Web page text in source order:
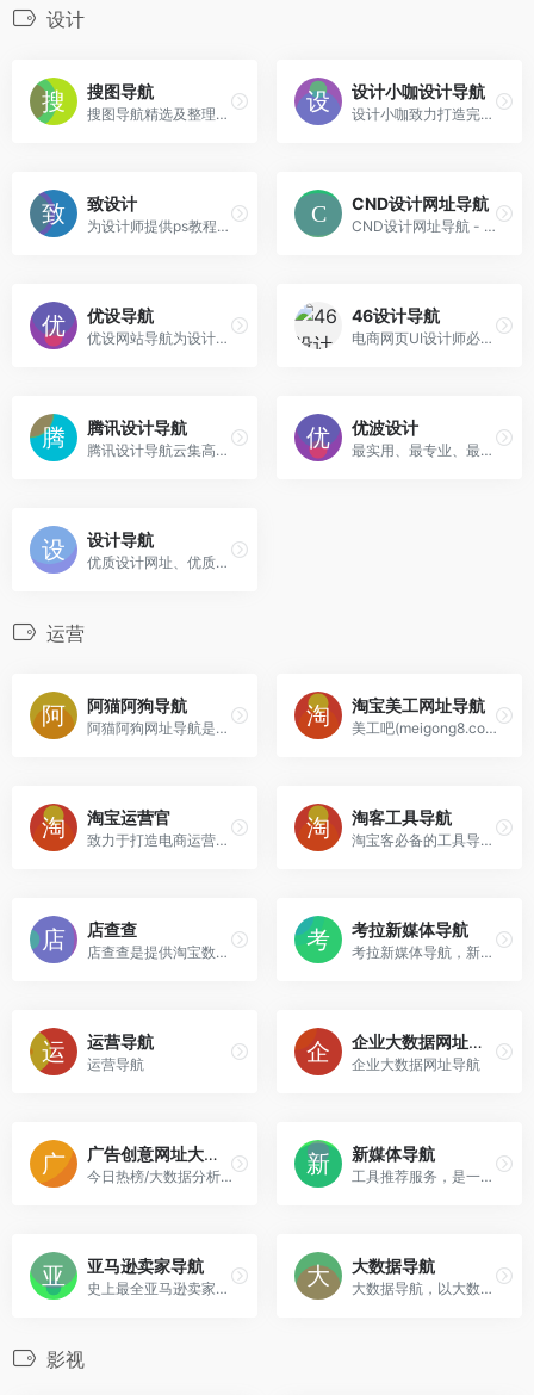
设计
搜图导航
搜图导航精选及整理国内外优秀的设计行业网站,并且提供一站式快速搜索图像服务支持全网正版图片搜索。拥有以图搜图、智能配色、字体生成、个性定制等功能。给你带来更好的搜图体验,并且收录了十几类设计相关网站包括高清图库、灵感创意、素材资源、教程文章、设计工具、绘画涂鸦、建模贴图、设计社区、字体下载、图标下载等网站。
设计小咖设计导航
设计小咖致力打造完美设计师圈子，提供 behance, dribbble, CM国外知名网站的UI, 图标, 样机Mockups, 纹理, Sketch, PPT模板, PS笔刷, 英文字体, wordpress主题, 水彩画等资源，同时更新前端设计、设计教程、设计理论、设计工具和设计欣赏等资讯内容。
致设计
为设计师提供ps教程、UI设计、素材下载、高清图库、配色方案、用户体验、网页设计等全方位设计师网站导航指引。
CND设计网址导航
CND设计网址导航 - 优秀设计网站排名大全
优设导航
优设网站导航为设计师提供ps教程、UI设计、素材下载、高清图库、配色方案、用户体验、网页设计等全方位设计师网站导航指引。
46设计导航
电商网页UI设计师必备的设计网址导航网站大全，精选优秀设计网站、设计教程、免费无版权可商用设计素材下载和设计技巧
腾讯设计导航
腾讯设计导航云集高质量设计网站的内容，云集大量设计素材，随时随地访问收藏为设计灵感保驾护航。
优波设计
最实用、最专业、最全面、最好用的设计师导航
设计导航
优质设计网址、优质设计资源分享。
运营
阿猫阿狗导航
阿猫阿狗网址导航是产品经理和运营人必备的导航站，收录产品、运营、交互设计、用户体验、行业资讯、数据分析、电子商务、产品运营必备工具、国外优秀网站等相关网站。
淘宝美工网址导航
美工吧(meigong8.com)创办于2014年8月，于2019年6月进行全新改版，致力于为数十万淘宝美工提供一个专业、好用、智能的淘宝美工网址导航站，以提高美工工作效率为目标，在这里你可以找到任何工作中所需要的资源，包括但不限于各类素材资源、高清图库、字体、设计工具、装修工具以及各种美工神器、运营神器等，同时集成了各大搜索引擎，你可以最快的速度获取想要的资源。
淘宝运营官
致力于打造电商运营专业导航
淘客工具导航
淘宝客必备的工具导航站
店查查
店查查是提供淘宝数据统计、店铺关注、宝贝价格关注、直通车选词、标题优化、销售数据分析等网络服务商
考拉新媒体导航
考拉新媒体导航，新媒体人的专属门户网站
运营导航
运营导航
企业大数据网址导航
企业大数据网址导航
广告创意网址大全导航
今日热榜/大数据分析/PPT模板/设计导航/营销策略大全网址导航
新媒体导航
工具推荐服务，是一个优秀、绿色、安全、好用的新媒体助手
亚马逊卖家导航
史上最全亚马逊卖家运营工具汇总
大数据导航
大数据导航，以大数据产业为主，大数据工具为辅，给用户提供一个更加快速找到大数据相关的工具平台。
影视